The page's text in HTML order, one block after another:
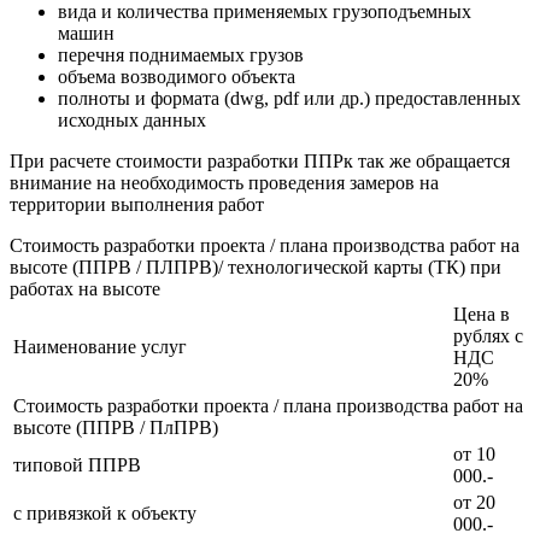
вида и количества применяемых грузоподъемных
машин
перечня поднимаемых грузов
объема возводимого объекта
полноты и формата (dwg, pdf или др.) предоставленных
исходных данных
При расчете стоимости разработки ППРк так же обращается
внимание на необходимость проведения замеров на
территории выполнения работ
Стоимость разработки проекта / плана производства работ на
высоте (ППРВ / ПЛПРВ)/ технологической карты (ТК) при
работах на высоте
Наименование услуг
Цена в
рублях с
НДС
20%
Стоимость разработки проекта / плана производства работ на
высоте (ППРВ / ПлПРВ)
типовой ППРВ
от 10
000.-
с привязкой к объекту
от 20
000.-